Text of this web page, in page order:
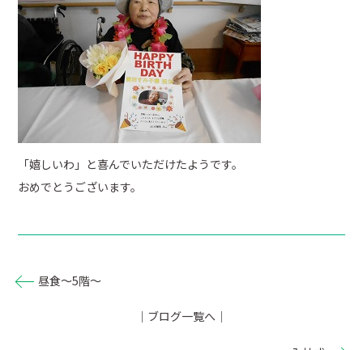
「嬉しいわ」と喜んでいただけたようです。
おめでとうございます。
昼食～5階～
｜ブログ一覧へ｜